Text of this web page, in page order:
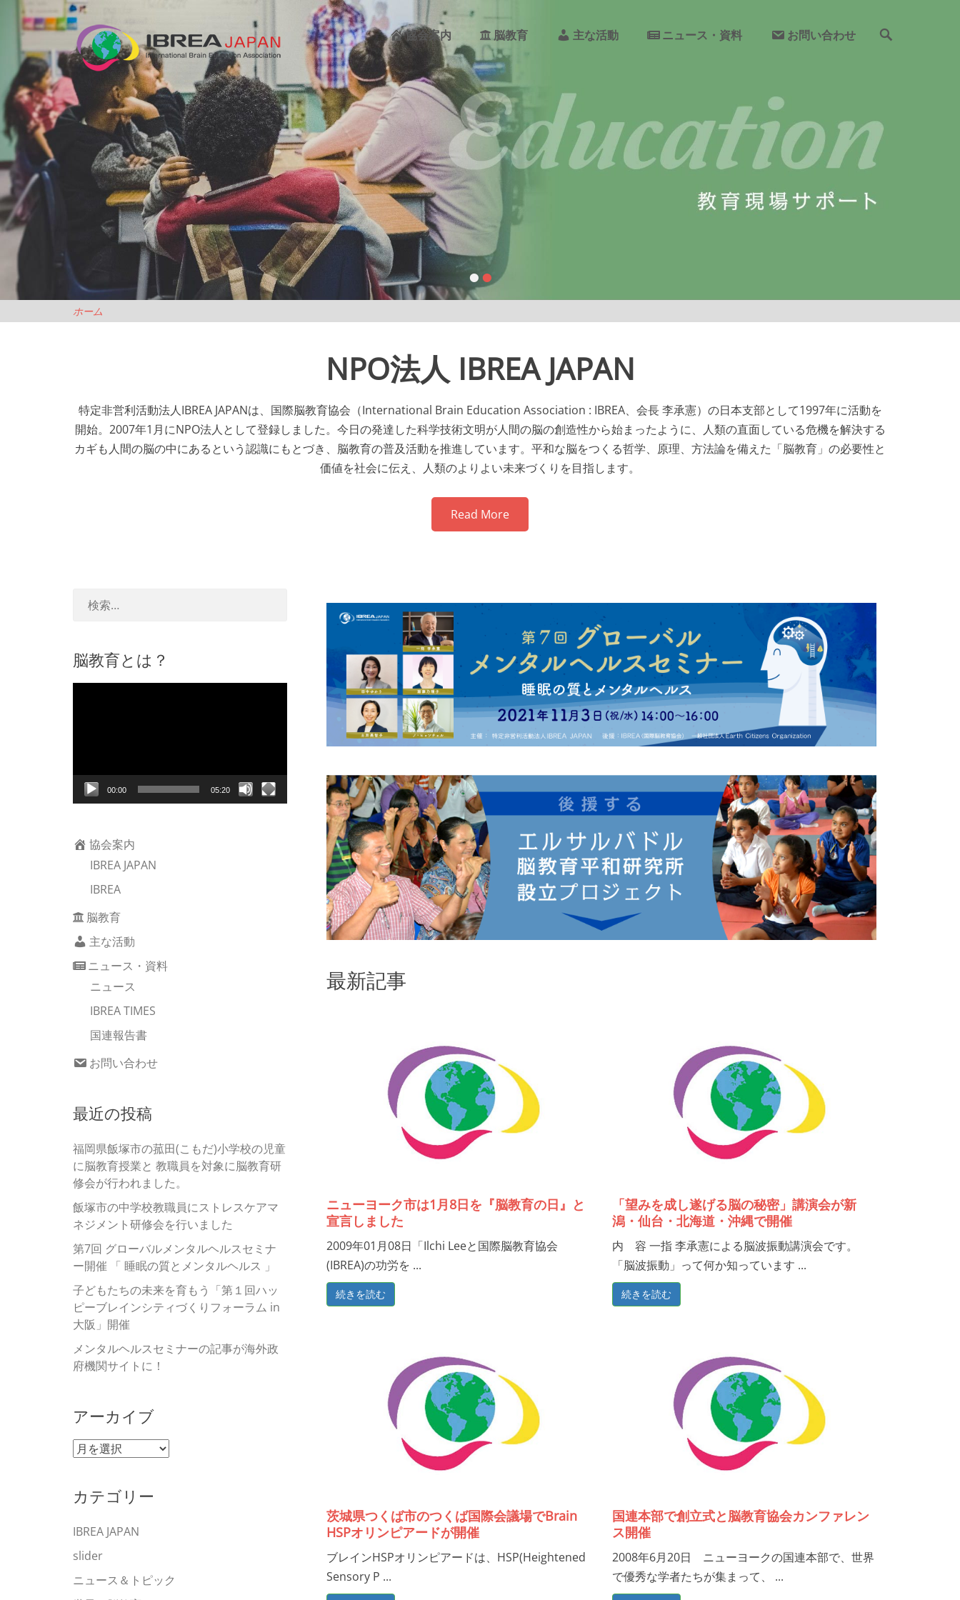
NPO
法
人
IBREA
JAPAN
メ
イ
ン
メ
ニ
ュ
ー
協会案内 脳教育 主な活動 ニュース・資料 お問い合わせ
••
ホーム
NPO法人 IBREA JAPAN
特定非営利活動法人IBREA JAPANは、国際脳教育協会（International Brain Education Association : IBREA、会長 李承憲）の日本支部として1997年に活動を
開始。2007年1月にNPO法人として登録しました。今日の発達した科学技術文明が人間の脳の創造性から始まったように、人類の直面している危機を解決する
カギも人間の脳の中にあるという認識にもとづき、脳教育の普及活動を推進しています。平和な脳をつくる哲学、原理、方法論を備えた「脳教育」の必要性と
価値を社会に伝え、人類のよりよい未来づくりを目指します。
Read More
最新記事
ニューヨーク市は1月8日を『脳教育の日』と
宣言しました
2009年01月08日「Ilchi Leeと国際脳教育協会
(IBREA)の功労を ...
続きを読む
「望みを成し遂げる脳の秘密」講演会が新
潟・仙台・北海道・沖縄で開催
内 容 一指 李承憲による脳波振動講演会です。
「脳波振動」って何か知っています ...
続きを読む
茨城県つくば市のつくば国際会議場でBrain
HSPオリンピアードが開催
ブレインHSPオリンピアードは、HSP(Heightened
Sensory P ...
国連本部で創立式と脳教育協会カンファレン
ス開催
2008年6月20日 ニューヨークの国連本部で、世界
で優秀な学者たちが集まって、 ...
脳教育とは？
ヤ
00:00 05:20
協会案内
IBREA JAPAN
IBREA
脳教育
主な活動
ニュース・資料
ニュース
IBREA TIMES
国連報告書
お問い合わせ
最近の投稿
福岡県飯塚市の菰田(こもだ)小学校の児童
に脳教育授業と 教職員を対象に脳教育研
修会が行われました。
飯塚市の中学校教職員にストレスケアマ
ネジメント研修会を行いました
第7回 グローバルメンタルヘルスセミナ
ー開催 「 睡眠の質とメンタルヘルス 」
子どもたちの未来を育もう「第１回ハッ
ピーブレインシティづくりフォーラム in
大阪」開催
メンタルヘルスセミナーの記事が海外政
府機関サイトに！
アーカイブ
ア
イ
カテゴリー
IBREA JAPAN
slider
ニュース＆トピック